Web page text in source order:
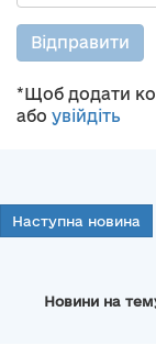
Відправити
*Щоб додати
або увійдіть
Наступна новина
Новини на